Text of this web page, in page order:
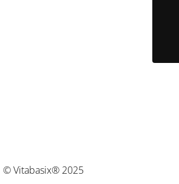
© Vitabasix® 2025